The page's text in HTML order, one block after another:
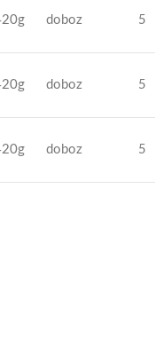
doboz 5
doboz 5
doboz 5